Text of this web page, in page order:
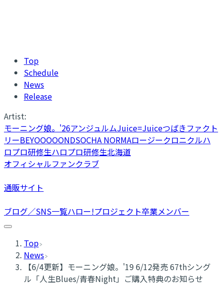
Top
Schedule
News
Release
Artist:
モーニング娘。'26アンジュルムJuice=Juiceつばきファクト
リーBEYOOOOONDSOCHA NORMAロージークロニクルハ
ロプロ研修生ハロプロ研修生北海道
オフィシャルファンクラブ
通販サイト
ブログ／SNS一覧ハロー!プロジェクト卒業メンバー
Top
News
【6/4更新】モーニング娘。'19 6/12発売 67thシング
ル「人生Blues/青春Night」ご購入特典のお知らせ